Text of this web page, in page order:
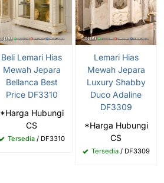
Beli Lemari Hias
Mewah Jepara
Bellanca Best
Price DF3310
*Harga Hubungi
CS
Tersedia/ DF3310
Lemari Hias
Mewah Jepara
Luxury Shabby
Duco Adaline
DF3309
*Harga Hubungi
CS
Tersedia/ DF3309